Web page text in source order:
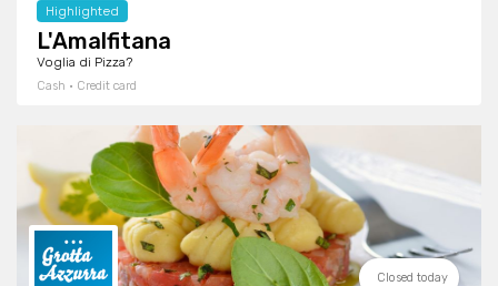
Highlighted
L'Amalfitana
Voglia di Pizza?
Cash · Credit card
Closed today